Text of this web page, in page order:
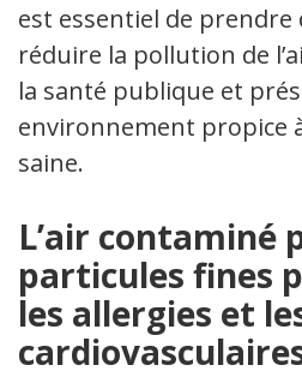
est essentiel de
réduire la pollution de
la santé publique et
environnement propice
saine.
L’air contaminé
particules fines
les allergies et